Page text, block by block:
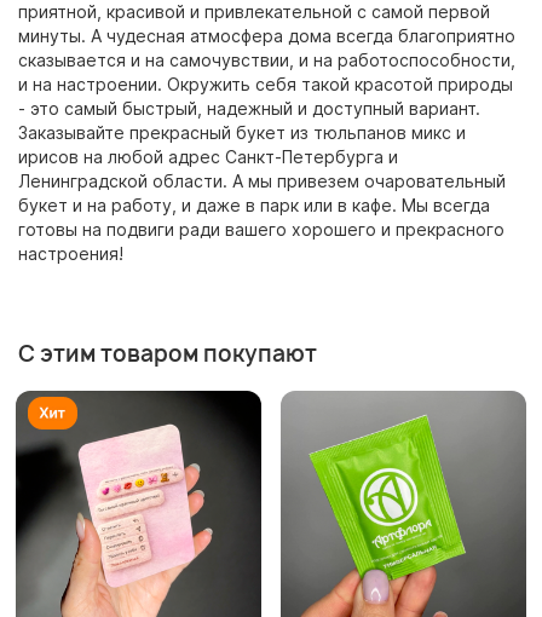
приятной, красивой и привлекательной с самой первой
минуты. А чудесная атмосфера дома всегда благоприятно
сказывается и на самочувствии, и на работоспособности,
и на настроении. Окружить себя такой красотой природы
- это самый быстрый, надежный и доступный вариант.
Заказывайте прекрасный букет из тюльпанов микс и
ирисов на любой адрес Санкт-Петербурга и
Ленинградской области. А мы привезем очаровательный
букет и на работу, и даже в парк или в кафе. Мы всегда
готовы на подвиги ради вашего хорошего и прекрасного
настроения!
С этим товаром покупают